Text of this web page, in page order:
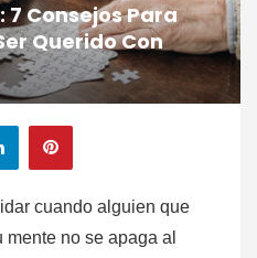
Consejos Para
Querido Con
cuando alguien que
no se apaga al